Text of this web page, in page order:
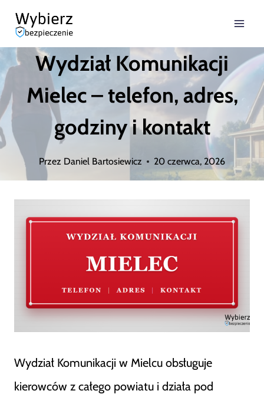
Przejdź
treści
Wydział Komunikacji
Mielec – telefon, adres,
godziny i kontakt
Przez Daniel Bartosiewicz 20 czerwca, 2026
Wydział Komunikacji w Mielcu obsługuje
kierowców z całego powiatu i działa pod